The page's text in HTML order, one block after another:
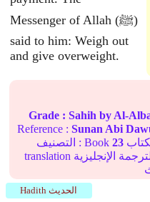
Messenger of Allah (ﷺ)
said to him: Weigh out
and give overweight.
Grade : Sahih by Al-
Reference :Sunan Abi
التصنيف : Book 23
Hadith الحديث